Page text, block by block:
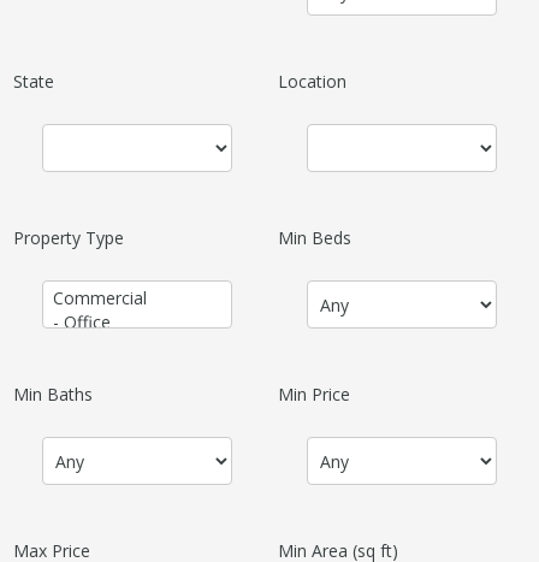
State Location
Property Type Min Beds
Min Baths Min Price
Max Price Min Area (sq ft)